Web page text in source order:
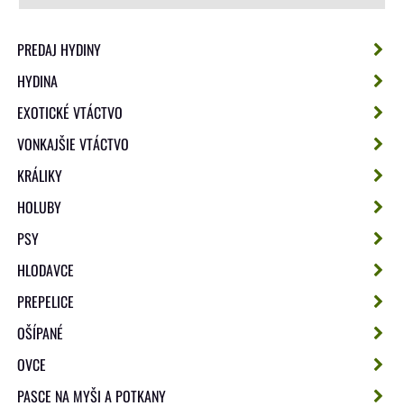
PREDAJ HYDINY
HYDINA
EXOTICKÉ VTÁCTVO
VONKAJŠIE VTÁCTVO
KRÁLIKY
HOLUBY
PSY
HLODAVCE
PREPELICE
OŠÍPANÉ
OVCE
PASCE NA MYŠI A POTKANY